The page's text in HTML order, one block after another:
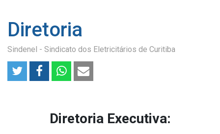
Diretoria
Sindenel - Sindicato dos Eletricitários de Curitiba
Diretoria Executiva: